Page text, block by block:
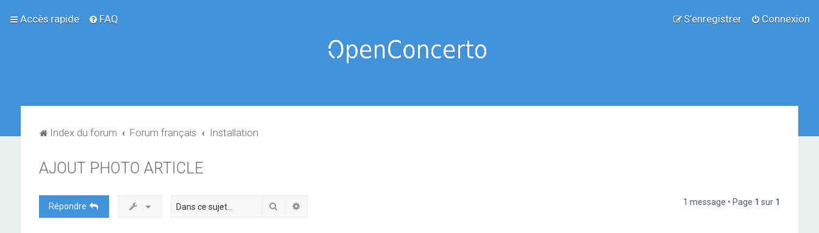
Accès rapide FAQ Connexion
S’enregistrer
Index du forum Forum français Installation
AJOUT PHOTO ARTICLE
Répondre Rechercher 1 message • Page 1 sur 1